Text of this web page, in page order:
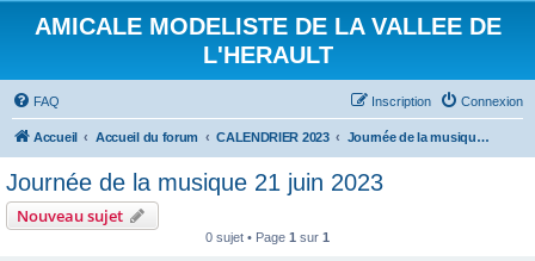
AMICALE MODELISTE DE LA VALLEE DE
L'HERAULT
FAQ Connexion
Inscription
Accueil Accueil du forum CALENDRIER 2023 Journée de la musique 21 juin 2023
Journée de la musique 21 juin 2023
Nouveau sujet
0 sujet • Page 1 sur 1